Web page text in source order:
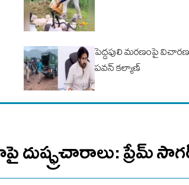
పెద్దపులి మరణంపై
పవన్ కల్యాణ్
దుష్ఫ్రచారాలు: ప్రేమ్